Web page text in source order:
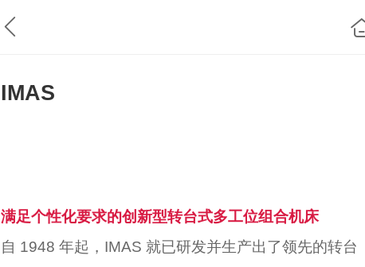
IMAS
满足个性化要求的创新型转台式多工位组合机床
自 1948 年起，IMAS 就已研发并生产出了领先的转台